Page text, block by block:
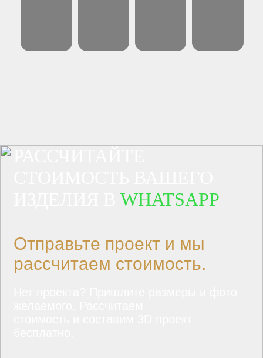
ИЗДЕЛИЯ ВWHATSAPP
Отправьте проект и мы
рассчитаем стоимость.